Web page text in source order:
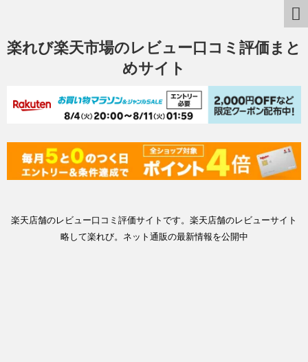
楽れび楽天市場のレビュー口コミ評価まと
めサイト
楽天店舗のレビュー口コミ評価サイトです。楽天店舗のレビューサイト
略して楽れび。ネット通販の最新情報を公開中